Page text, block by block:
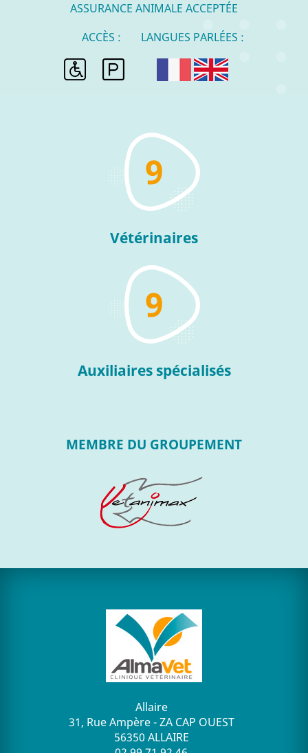
ASSURANCE ANIMALE ACCEPTÉE
ACCÈS :
LANGUES PARLÉES :
9
Vétérinaires
9
Auxiliaires spécialisés
MEMBRE DU GROUPEMENT
Allaire
31, Rue Ampère - ZA CAP OUEST
56350 ALLAIRE